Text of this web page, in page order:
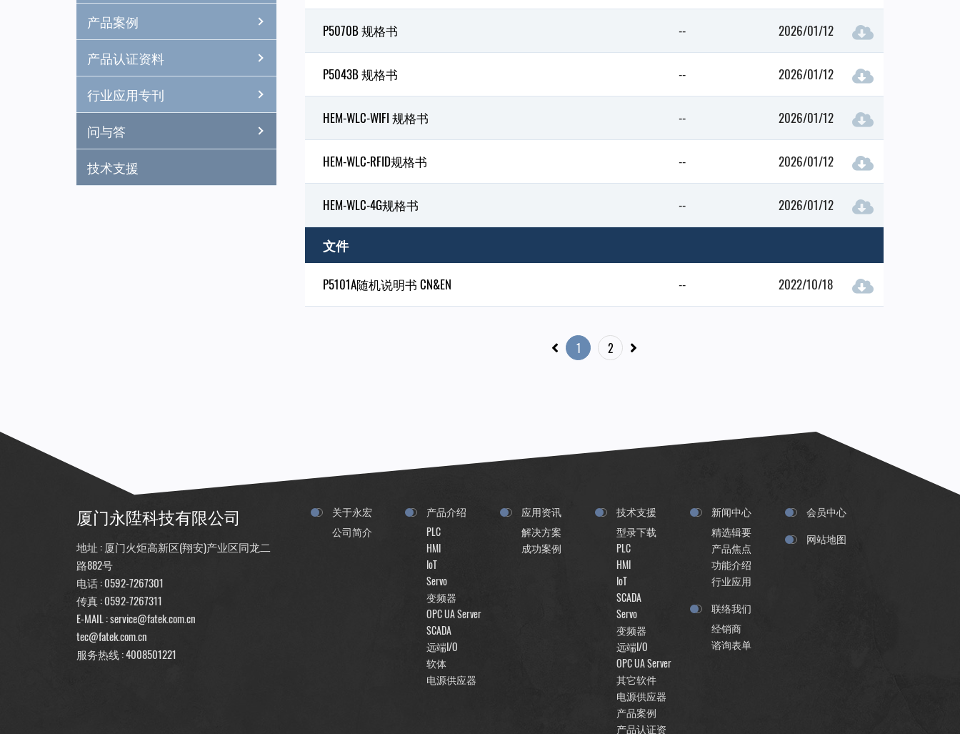
产品案例
产品认证资料
行业应用专刊
问与答
技术支援
P5070B 规格书 -- 2026/01/12
P5043B 规格书 -- 2026/01/12
HEM-WLC-WIFI 规格书 -- 2026/01/12
HEM-WLC-RFID规格书 -- 2026/01/12
HEM-WLC-4G规格书 -- 2026/01/12
文件
P5101A随机说明书 CN&EN -- 2022/10/18
1 2
厦门永陞科技有限公司
地址 : 厦门火炬高新区(翔安)产业区同龙二
路882号
电话 :0592-7267301
传真 : 0592-7267311
E-MAIL :service@fatek.com.cn
tec@fatek.com.cn
服务热线 :4008501221
关于永宏
公司简介
产品介绍
PLC
HMI
IoT
Servo
变频器
OPC UA Server
SCADA
远端I/O
软体
电源供应器
应用资讯
解决方案
成功案例
技术支援
型录下载
PLC
HMI
IoT
SCADA
Servo
变频器
远端I/O
OPC UA Server
其它软件
电源供应器
产品案例
产品认证资
新闻中心
精选辑要
产品焦点
功能介绍
行业应用
联络我们
经销商
谘询表单
会员中心
网站地图